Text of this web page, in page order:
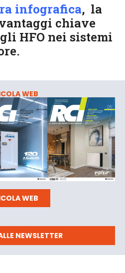
infografica, la
chiave
HFO nei sistemi
WEB
WEB
NEWSLETTER